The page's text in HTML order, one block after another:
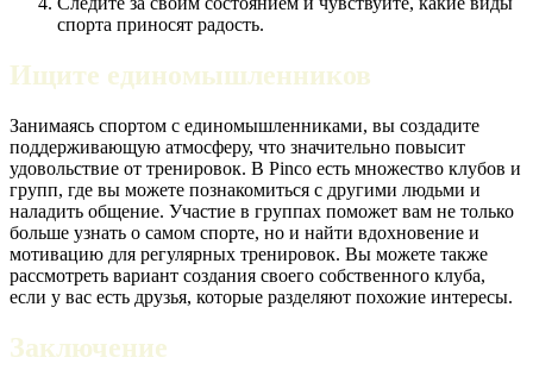
спорта приносят радость.
Ищите единомышленников
Занимаясь спортом с единомышленниками, вы создадите
поддерживающую атмосферу, что значительно повысит
удовольствие от тренировок. В Pinco есть множество клубов и
групп, где вы можете познакомиться с другими людьми и
наладить общение. Участие в группах поможет вам не только
больше узнать о самом спорте, но и найти вдохновение и
мотивацию для регулярных тренировок. Вы можете также
рассмотреть вариант создания своего собственного клуба,
если у вас есть друзья, которые разделяют похожие интересы.
Заключение